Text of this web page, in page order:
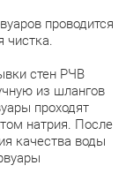
проводится
чистка.
стен РЧВ
из шлангов
проходят
натрия. После
качества воды